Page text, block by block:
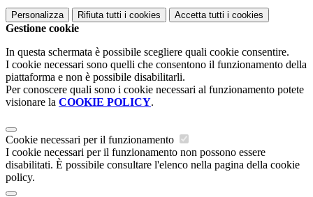
Personalizza Rifiuta tutti i cookies Accetta tutti i cookies
Gestione cookie
In questa schermata è possibile scegliere quali cookie consentire.
I cookie necessari sono quelli che consentono il funzionamento della
piattaforma e non è possibile disabilitarli.
Per conoscere quali sono i cookie necessari al funzionamento potete
visionare la COOKIE POLICY.
Cookie necessari per il funzionamento
I cookie necessari per il funzionamento non possono essere
disabilitati. È possibile consultare l'elenco nella pagina della cookie
policy.